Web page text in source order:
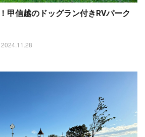
甲信越のドッグラン付きRVパーク
2024.11.28